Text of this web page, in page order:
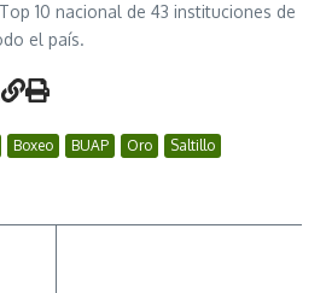
10 nacional de 43 instituciones de
el país.
Boxeo BUAP Oro Saltillo